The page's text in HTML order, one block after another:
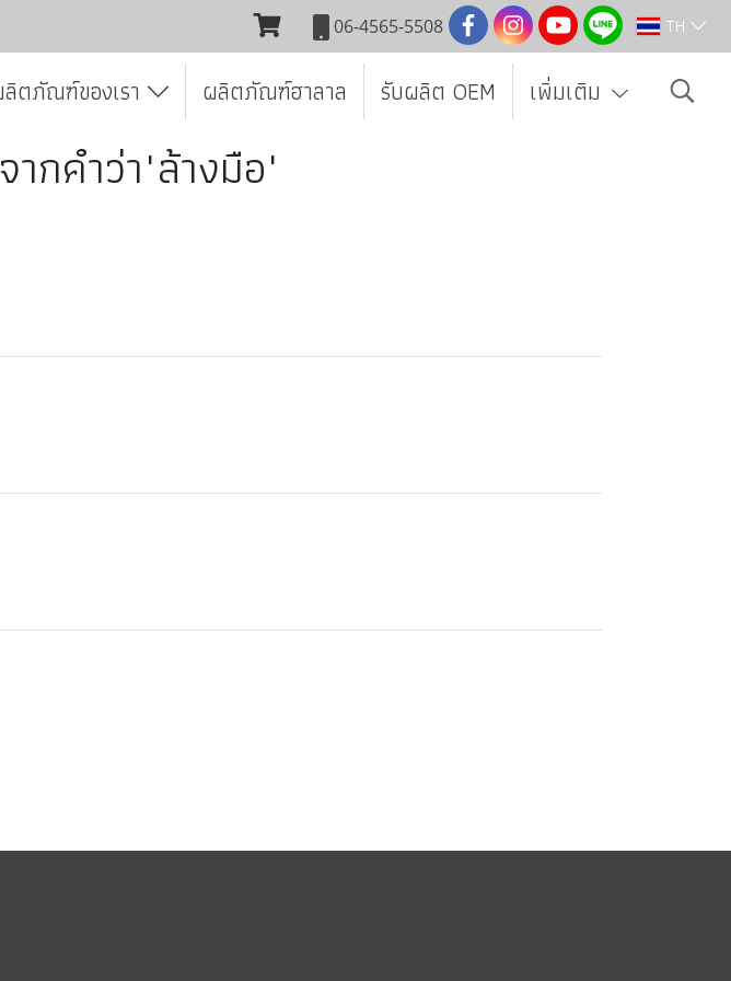
06-4565-5508 TH
ตภัณฑ์ของเรา ผลิตภัณฑ์ฮาลาล รับผลิต OEM เพิ่มเติม
กคำว่า"ล้างมือ"